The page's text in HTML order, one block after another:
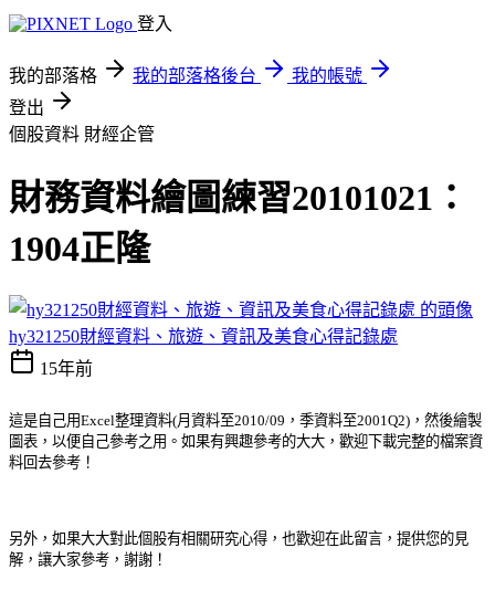
登入
我的部落格 我的部落格後台
我的帳號
登出
個股資料 財經企管
財務資料繪圖練習20101021：
1904正隆
hy321250財經資料、旅遊、資訊及美食心得記錄處
15年前
這是自己用Excel整理資料(月資料至2010/09，季資料至2001Q2)，然後繪製
圖表，以便自己參考之用。如果有興趣參考的大大，歡迎下載完整的檔案資
料回去參考！
另外，如果大大對此個股有相關研究心得，也歡迎在此留言，提供您的見
解，讓大家參考，謝謝！